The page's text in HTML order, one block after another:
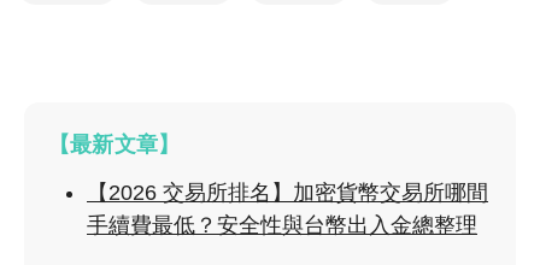
【最新文章】
【2026 交易所排名】加密貨幣交易所哪間
手續費最低？安全性與台幣出入金總整理